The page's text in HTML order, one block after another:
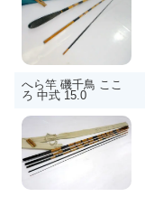
へら竿 磯千鳥 ここ
ろ 中式 15.0